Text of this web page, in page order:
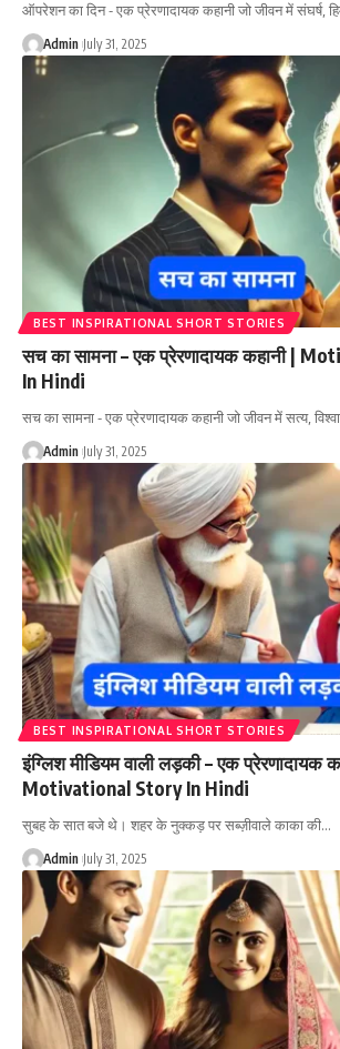
ऑपरेशन का दिन - एक प्रेरणादायक कहानी जो जीवन में संघर्ष,
Admin July 31, 2025
BEST INSPIRATIONAL SHORT STORIES
सच का सामना – एक प्रेरणादायक कहानी |
In Hindi
सच का सामना - एक प्रेरणादायक कहानी जो जीवन में सत्य,
Admin July 31, 2025
BEST INSPIRATIONAL SHORT STORIES
इंग्लिश मीडियम वाली लड़की – एक प्रेरणादायक
Motivational Story In Hindi
सुबह के सात बजे थे। शहर के नुक्कड़ पर सब्ज़ीवाले काका की…
Admin July 31, 2025